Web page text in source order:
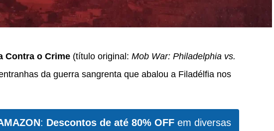
Contra o Crime(título original: Mob War: Philadelphia vs.
da guerra sangrenta que abalou a Filadélfia nos
: Descontos de até 80% OFFem diversas